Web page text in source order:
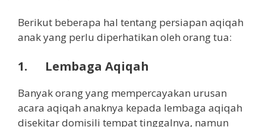
Berikut beberapa hal tentang persiapan aqiqah
anak yang perlu diperhatikan oleh orang tua:
1. Lembaga Aqiqah
Banyak orang yang mempercayakan urusan
acara aqiqah anaknya kepada lembaga aqiqah
disekitar domisili tempat tinggalnya, namun